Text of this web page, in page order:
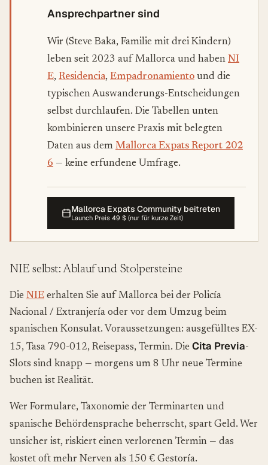
Ansprechpartner sind
Wir (Steve Baka, Familie mit drei Kindern)
leben seit 2023 auf Mallorca und haben NI
E, Residencia, Empadronamiento und die
typischen Auswanderungs-Entscheidungen
selbst durchlaufen. Die Tabellen unten
kombinieren unsere Praxis mit belegten
Daten aus dem Mallorca Expats Report 202
6 — keine erfundene Umfrage.
Mallorca Expats Community beitreten
Launch Preis 49 $ (nur für kurze Zeit)
NIE selbst: Ablauf und Stolpersteine
Die NIE erhalten Sie auf Mallorca bei der Policía
Nacional / Extranjería oder vor dem Umzug beim
spanischen Konsulat. Voraussetzungen: ausgefülltes EX-
15, Tasa 790-012, Reisepass, Termin. Die Cita Previa-
Slots sind knapp — morgens um 8 Uhr neue Termine
buchen ist Realität.
Wer Formulare, Taxonomie der Terminarten und
spanische Behördensprache beherrscht, spart Geld. Wer
unsicher ist, riskiert einen verlorenen Termin — das
kostet oft mehr Nerven als 150 € Gestoría.